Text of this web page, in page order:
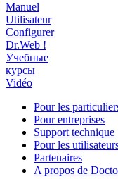
Manuel
Utilisateur
Configurer
Dr.Web !
Учебные
курсы
Vidéo
Pour les
Pour entreprises
Support technique
Pour les
Partenaires
A propos de